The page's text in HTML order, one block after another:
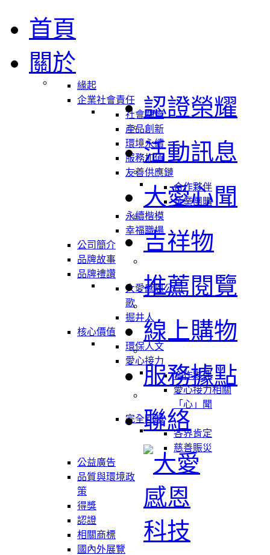
首頁
關於
緣起
企業社會責任
社會關懷
產品創新
環境永續
服務加值
友善供應鏈
合作夥伴
企業團購
永續楷模
幸福職場
公司簡介
品牌故事
品牌禮讚
大愛感恩公司
歌
掘井人
核心價值
環保人文
愛心接力
合作夥伴
愛心接力相關
「心」聞
完全回饋
各界肯定
慈善賑災
公益廣告
品質與環境政
策
認證榮耀
得獎
認證
相關商標
活動訊息
國內外展覽
大愛心聞
吉祥物
推薦閱覽
線上購物
服務據點
聯絡